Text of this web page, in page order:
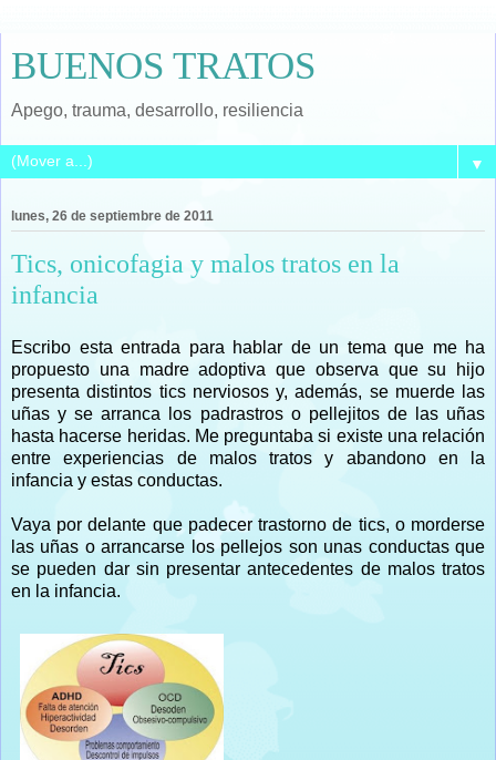
BUENOS TRATOS
Apego, trauma, desarrollo, resiliencia
▼
lunes, 26 de septiembre de 2011
Tics, onicofagia y malos tratos en la
infancia
Escribo esta entrada para hablar de un tema que me ha
propuesto una madre adoptiva que observa que su hijo
presenta distintos tics nerviosos y, además, se muerde las
uñas y se arranca los padrastros o pellejitos de las uñas
hasta hacerse heridas. Me preguntaba si existe una relación
entre experiencias de malos tratos y abandono en la
infancia y estas conductas.
Vaya por delante que padecer trastorno de tics, o morderse
las uñas o arrancarse los pellejos son unas conductas que
se pueden dar sin presentar antecedentes de malos tratos
en la infancia.